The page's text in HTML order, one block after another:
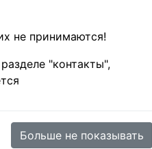
корректировки цен в
не принимаются!
"контакты",
Больше не показывать